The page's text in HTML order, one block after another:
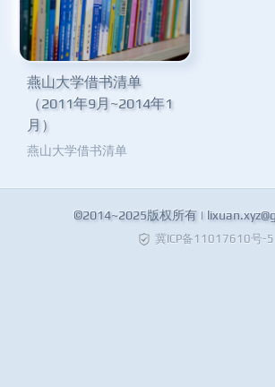
燕山大学借书清单
（2011年9月~2014年1
月）
燕山大学借书清单
©2014~2025版权所有 |
冀ICP备11017610号-5